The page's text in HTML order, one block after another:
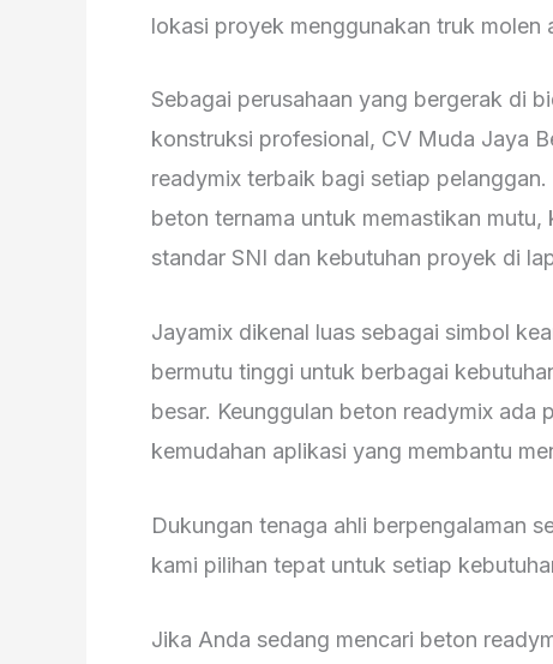
lokasi proyek menggunakan truk
Sebagai perusahaan yang bergerak di
konstruksi profesional, CV Muda Jaya
readymix terbaik bagi setiap
beton ternama untuk memastikan
standar SNI dan kebutuhan proyek di
Jayamix dikenal luas sebagai simbol
bermutu tinggi untuk berbagai
besar. Keunggulan beton readymix ada
kemudahan aplikasi yang membantu
Dukungan tenaga ahli berpengalaman
kami pilihan tepat untuk setiap
Jika Anda sedang mencari beton